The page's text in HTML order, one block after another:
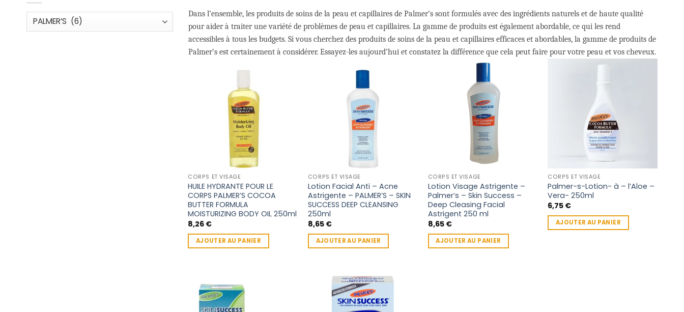
Dans l’ensemble, les produits de soins de la peau et capillaires de Palmer’s sont formulés avec des ingrédients naturels et de haute qualité
pour aider à traiter une variété de problèmes de peau et capillaires. La gamme de produits est également abordable, ce qui les rend
accessibles à tous les budgets. Si vous cherchez des produits de soins de la peau et capillaires efficaces et abordables, la gamme de produits de
Palmer’s est certainement à considérer. Essayez-les aujourd’hui et constatez la différence que cela peut faire pour votre peau et vos cheveux.
CORPS ET VISAGE
HUILE HYDRANTE POUR LE
CORPS PALMER’S COCOA
BUTTER FORMULA
MOISTURIZING BODY OIL 250ml
8,26 €
AJOUTER AU PANIER
CORPS ET VISAGE
Lotion Facial Anti – Acne
Astrigente – PALMER’S – SKIN
SUCCESS DEEP CLEANSING
250ml
8,65 €
AJOUTER AU PANIER
CORPS ET VISAGE
Lotion Visage Astrigente –
Palmer’s – Skin Success –
Deep Cleasing Facial
Astrigent 250 ml
8,65 €
AJOUTER AU PANIER
CORPS ET VISAGE
Palmer-s-Lotion- à – l’Aloe –
Vera- 250ml
6,75 €
AJOUTER AU PANIER